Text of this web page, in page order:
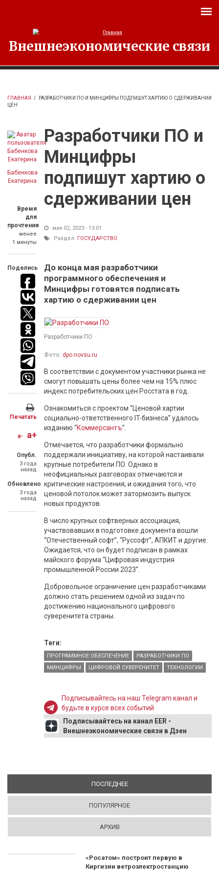
Внешнеэкономические связи
ГЛАВНАЯ /
РАЗРАБОТЧИКИ ПО И МИНЦИФРЫ ПОДПИШУТ ХАРТИЮ О СДЕРЖИВАНИИ
ЦЕН
Бабенкова
Екатерина
Время
для
прочтения
менее
1 минуты
Поделись
Печатать
a- a+
Опубл.
3 года
назад
Обновлено
3 года
назад
Разработчики ПО и
Минцифры
подпишут хартию о
сдерживании цен
мая 02, 2023 - 13:01
Раздел: ГОСУДАРСТВО
До конца мая разработчики
программного обеспечения и
Минцифры готовятся подписать
хартию о сдерживании цен
Разработчики ПО
Фото: dpo.novsu.ru
В соответствии с документом участники рынка не
смогут повышать цены более чем на 15% плюс
индекс потребительских цен Росстата в год.
Ознакомиться с проектом “Ценовой хартии
социально-ответственного IT-бизнеса” удалось
изданию “Коммерсантъ”.
Отмечается, что разработчики формально
поддержали инициативу, на которой настаивали
крупные потребители ПО. Однако в
неофициальных разговорах отмечаются и
критические настроения, и ожидания того, что
ценовой потолок может затормозить выпуск
новых продуктов.
В число крупных софтверных ассоциация,
участвовавших в подготовке документа вошли
“Отечественный софт”, “Руссофт”, АПКИТ и другие.
Ожидается, что он будет подписан в рамках
майского форума “Цифровая индустрия
промышленной России 2023”.
Добровольное ограничение цен разработчиками
должно стать решением одной из задач по
достижению национального цифрового
суверенитета страны.
Теги:
ПРОГРАММНОЕ ОБЕСПЕЧЕНИЕ
РАЗРАБОТЧИКИ ПО
МИНЦИФРЫ
ЦИФРОВОЙ СУВЕРЕНИТЕТ ТЕХНОЛОГИИ
Подписывайтесь на наш Telegram канал и
будьте в курсе всех событий
Подписывайтесь на канал EER -
Внешнеэкономические связи в Дзен
ПОСЛЕДНЕЕ(АКТИВНАЯ ВКЛАДКА)
ПОПУЛЯРНОЕ
АРХИВ
«Росатом» построит первую в
Киргизии ветроэлектростанцию